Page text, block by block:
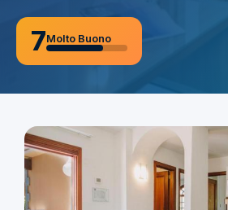
7Molto Buono